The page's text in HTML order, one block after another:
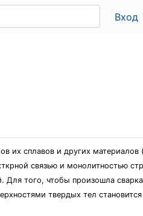
Вход
их сплавов и других материалов
связью и монолитностью
того, чтобы произошла
твердых тел